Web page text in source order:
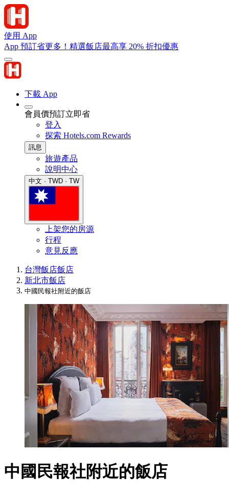
使用 App
App 預訂省更多！精選飯店最高享 20% 折扣優惠
下載 App
會員價預訂立即省
登入
探索 Hotels.com Rewards
訊息
旅遊產品
說明中心
中文 · TWD · TW
上架您的房源
行程
意見反應
台灣飯店飯店
新北市飯店
中國民報社附近的飯店
中國民報社附近的飯店